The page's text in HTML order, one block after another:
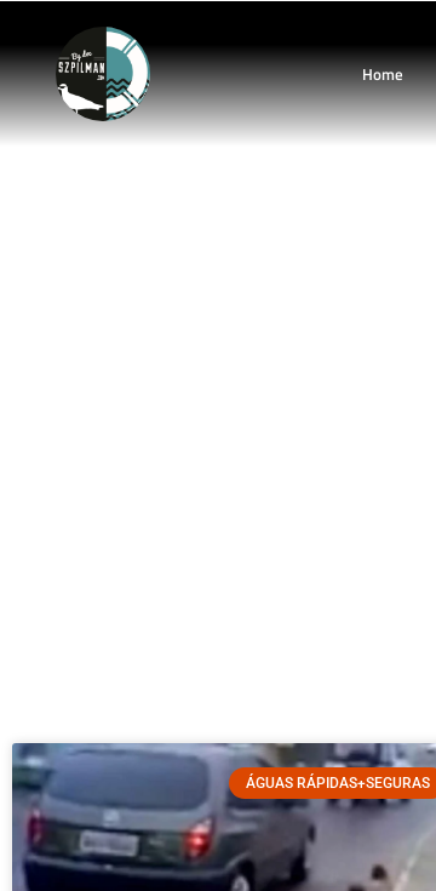
Home
ÁGUAS RÁPIDAS+SEGURAS